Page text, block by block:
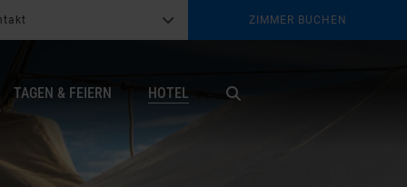
G ZIMMER BUCHEN
b
TAGEN & FEIERN HOTEL X